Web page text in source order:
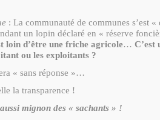
: La communauté de communes s’est «
un lopin déclaré en « réserve
loin d’être une friche agricole… C’est
ou les exploitants ?
« sans réponse »…
la transparence !
mignon des « sachants » !